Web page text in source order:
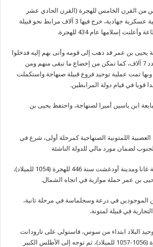
من القرن الخامس للهجرة (القرن الحادي عشر
للميلاد) كانت أول عملية عسكرية جهادية، خرج فيها 3 آلاف مرابط نحو قبيلة
إسلامها عام 434 للهجرة.
يحيى بن عمر قد ذهب إلى قومه وأتى بهم إليه فدخلوا
في جماعته وأصبح العدد 7 آلاف، كما تمكن من إخضاع ما تبقى منهم ومن
تمت عملية توحيد فروع قبيلة صنهاجة واستكملت
قويا في قيام دولة المرابطين.
ابن ياسين أميرا لصنهاجة، واحتفظ يحيى بن
اللمتونية الصنهاجية كمرحلة أولى، شرع في
لضمان مورد مالي للدولة الناشئة
كانت البداية من مملكة غانا ومدينة أودغشت سنة 446 للهجرة (1054 للميلاد)،
بن عمر حملة موازية في اتجاه الشمال.
الموجودين في درعة وسجلماسة في مرحلة ثانية،
في قبيلة لمتونة.
البلاد ابتداء من سوس، فاستولى على تارودانت
وماسة عام 448 للهجرة (1056-1057 للميلاد)، ثم توجه إلى الأطلس الكبير